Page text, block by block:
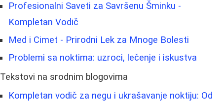
Profesionalni Saveti za Savršenu Šminku -
Kompletan Vodič
Med i Cimet - Prirodni Lek za Mnoge Bolesti
Problemi sa noktima: uzroci, lečenje i iskustva
Tekstovi na srodnim blogovima
Kompletan vodič za negu i ukrašavanje noktiju: Od